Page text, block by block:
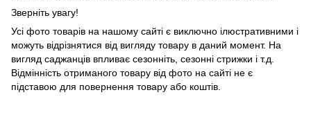
Зверніть увагу!
Усі фото товарів на нашому сайті є виключно ілюстративними і
можуть відрізнятися від вигляду товару в даний момент. На
вигляд саджанців впливає сезонніть, сезонні стрижки і т.д.
Відмінність отриманого товару від фото на сайті не є
підставою для повернення товару або коштів.